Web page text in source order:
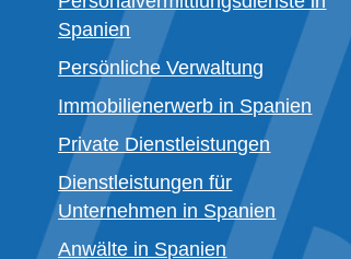
Spanien
Persönliche Verwaltung
Immobilienerwerb in Spanien
Private Dienstleistungen
Dienstleistungen für
Unternehmen in Spanien
Anwälte in Spanien